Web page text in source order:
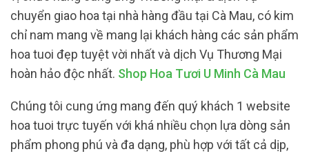
chuyển giao hoa tại nhà hàng đầu tại Cà Mau, có kim
chỉ nam mang về mang lại khách hàng các sản phẩm
hoa tuoi đẹp tuyệt vời nhất và dịch Vụ Thương Mại
hoàn hảo độc nhất. Shop Hoa Tươi U Minh Cà Mau
Chúng tôi cung ứng mang đến quý khách 1 website
hoa tuoi trực tuyến với khá nhiều chọn lựa dòng sản
phẩm phong phú và đa dạng, phù hợp với tất cả dịp,